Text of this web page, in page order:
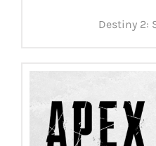
Destiny 2: